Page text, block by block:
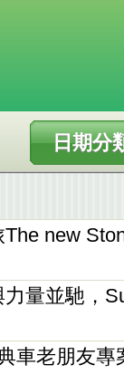
日期分
new
量並馳，
車老朋友專